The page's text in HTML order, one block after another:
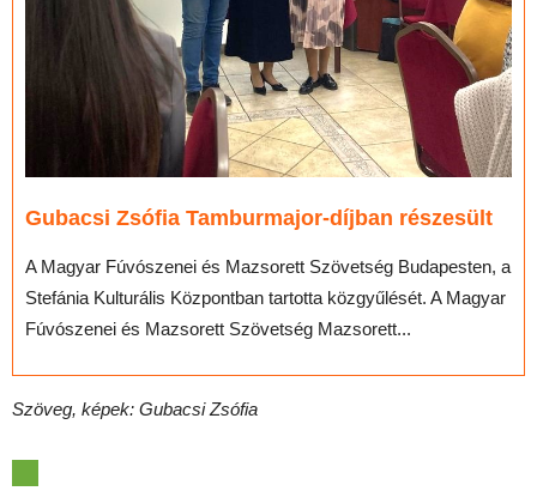
Gubacsi Zsófia Tamburmajor-díjban részesült
A Magyar Fúvószenei és Mazsorett Szövetség Budapesten, a
Stefánia Kulturális Központban tartotta közgyűlését. A Magyar
Fúvószenei és Mazsorett Szövetség Mazsorett...
Szöveg, képek: Gubacsi Zsófia